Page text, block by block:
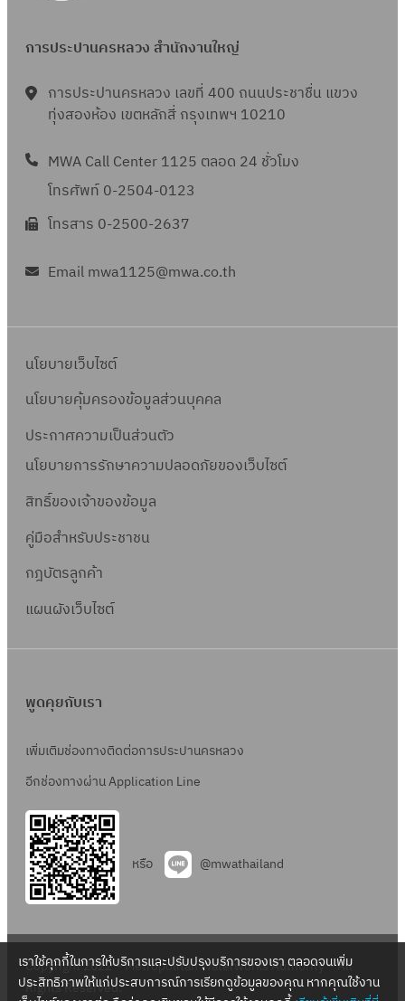
การประปานครหลวง สำนักงานใหญ่
การประปานครหลวง เลขที่ 400 ถนนประชาชื่น แขวง
ทุ่งสองห้อง เขตหลักสี่ กรุงเทพฯ 10210
MWA Call Center 1125 ตลอด 24 ชั่วโมง
โทรศัพท์ 0-2504-0123
โทรสาร 0-2500-2637
Email mwa1125@mwa.co.th
นโยบายเว็บไซต์
นโยบายคุ้มครองข้อมูลส่วนบุคคล
ประกาศความเป็นส่วนตัว
นโยบายการรักษาความปลอดภัยของเว็บไซต์
สิทธิ์ของเจ้าของข้อมูล
คู่มือสำหรับประชาชน
กฎบัตรลูกค้า
แผนผังเว็บไซต์
พูดคุยกับเรา
เพิ่มเติมช่องทางติดต่อการประปานครหลวง
อีกช่องทางผ่าน Application Line
หรือ @mwathailand
Copyright 2022 – Metropolitan Waterworks Authority – All
Rights Reserved.
เราใช้คุกกี้ในการให้บริการและปรับปรุงบริการของเรา ตลอดจนเพิ่ม
ประสิทธิภาพให้แก่ประสบการณ์การเรียกดูข้อมูลของคุณ หากคุณใช้งาน